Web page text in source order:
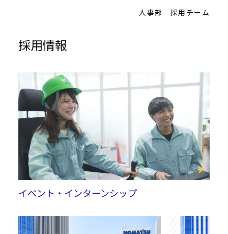
人事部 採用チーム
採用情報
イベント・インターンシップ